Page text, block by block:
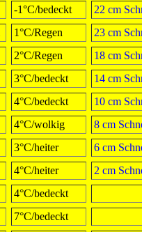
-1°C/bedeckt
22 cm
1°C/Regen
23 cm
2°C/Regen
18 cm
3°C/bedeckt
14 cm
4°C/bedeckt
10 cm
4°C/wolkig
8 cm
3°C/heiter
6 cm
4°C/heiter
2 cm
4°C/bedeckt
7°C/bedeckt